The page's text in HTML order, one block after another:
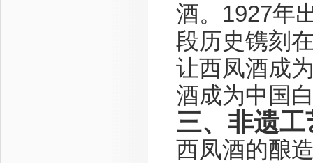
酒。1927年
段历史镌刻
让西凤酒成
酒成为中国
三、非遗
西凤酒的酿